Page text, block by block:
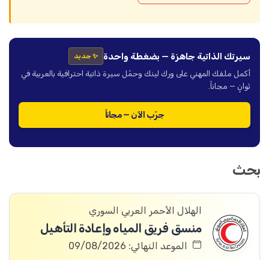
سيرتك الذاتية جاهزة — بضغطة واحدة ✨ جديد
أكمل ملفك المهني على ورك لينك وحمّل سيرة ذاتية احترافية بالعربية في
ثوانٍ — مجاناً.
جرّب الآن — مجاناً
بحث
الهلال الأحمر العربي السوري
منسق فريق المياه وإعادة التأهيل
الموعد النهائي: 09/08/2026